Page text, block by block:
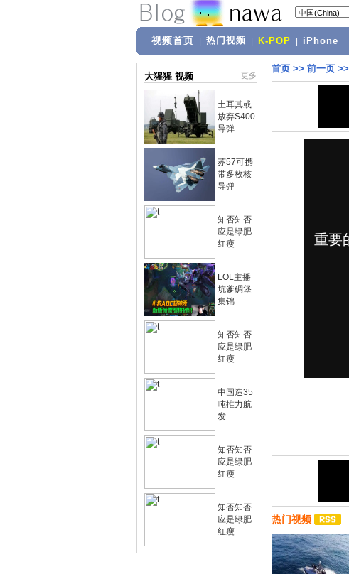
视频首页 热门视频 K-POP iPhone
大猩猩 视频 更多
土耳其或
放弃S400
导弹
苏57可携
带多枚核
导弹
知否知否
应是绿肥
红瘦
LOL主播
坑爹碉堡
集锦
知否知否
应是绿肥
红瘦
中国造35
吨推力航
发
知否知否
应是绿肥
红瘦
知否知否
应是绿肥
红瘦
首页 >> 前一页 >>
热门视频